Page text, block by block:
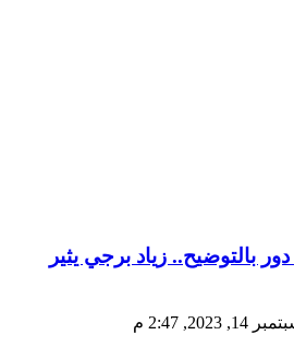
بالتوضيح.. زياد برجي يثير
14, 2023, 2:47 م